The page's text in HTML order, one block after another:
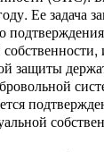
Ее задача
защиты